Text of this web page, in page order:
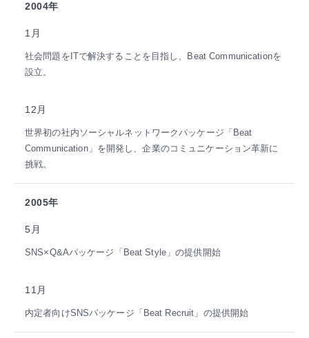
2004年
1月
社会問題をITで解決することを目指し、Beat Communicationを
設立。
12月
世界初の社内ソーシャルネットワークパッケージ「Beat
Communication」を開発し、企業のコミュニケーション革新に
挑戦。
2005年
5月
SNS×Q&Aパッケージ「Beat Style」の提供開始
11月
内定者向けSNSパッケージ「Beat Recruit」の提供開始